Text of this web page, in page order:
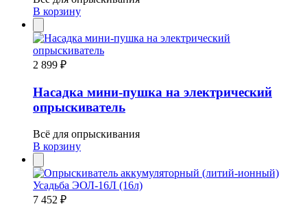
В корзину
2 899 ₽
Насадка мини-пушка на электрический
опрыскиватель
Всё для опрыскивания
В корзину
7 452 ₽